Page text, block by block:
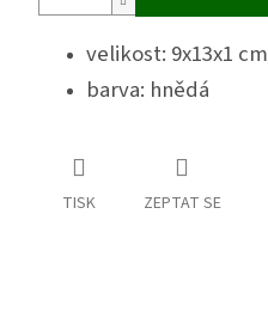
velikost: 9x13x1 cm
barva: hnědá
TISK ZEPTAT SE